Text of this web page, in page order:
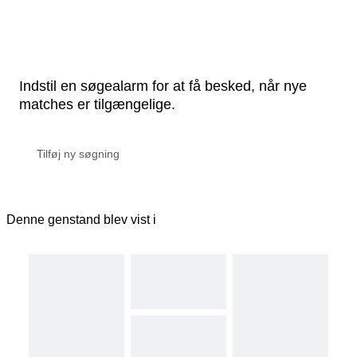
Indstil en søgealarm for at få besked, når nye
matches er tilgængelige.
Denne genstand blev vist i